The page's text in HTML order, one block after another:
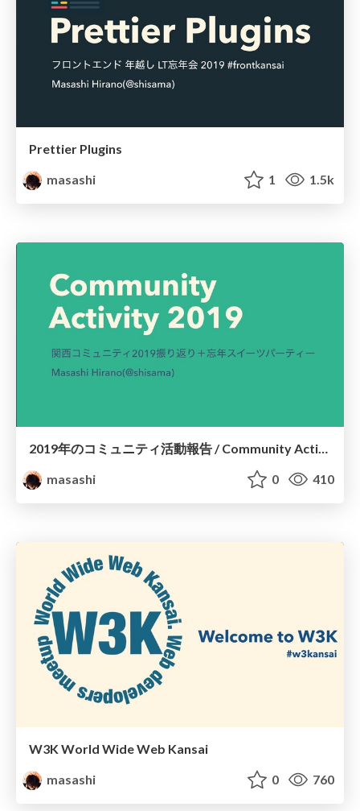
Prettier Plugins
masashi
1 1.5k
2019年のコミュニティ活動報告 / Community Activity in 2019
masashi
0 410
W3K World Wide Web Kansai
masashi
0 760